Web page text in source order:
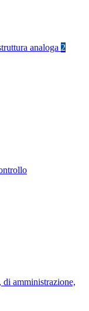
analoga 2
amministrazione,